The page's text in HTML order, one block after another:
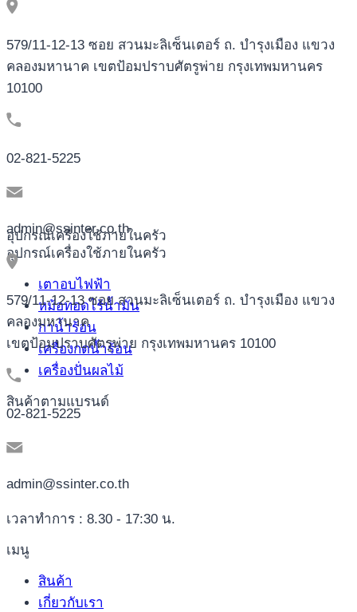
อุปกรณ์เครื่องใช้ภายในครัว
อุปกรณ์เครื่องใช้ภายในครัว
เตาอบไฟฟ้า
หม้อทอดไร้น้ำมัน
กาน้ำร้อน
เครื่องกดน้ำร้อน
เครื่องปั่นผลไม้
สินค้าตามแบรนด์
579/11-12-13 ซอย สวนมะลิเซ็นเตอร์ ถ. บำรุงเมือง แขวง
คลองมหานาค เขตป้อมปราบศัตรูพ่าย กรุงเทพมหานคร
10100
02-821-5225
admin@ssinter.co.th
579/11-12-13 ซอย สวนมะลิเซ็นเตอร์ ถ. บำรุงเมือง แขวง
คลองมหานาค
เขตป้อมปราบศัตรูพ่าย กรุงเทพมหานคร 10100
02-821-5225
admin@ssinter.co.th
เวลาทำการ : 8.30 - 17:30 น.
เมนู
สินค้า
เกี่ยวกับเรา